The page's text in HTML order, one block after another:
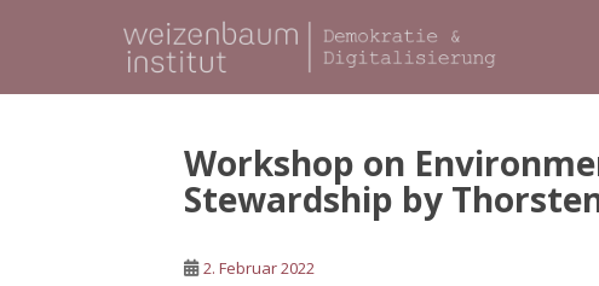
p
Workshop on
Stewardship by
2. Februar 2022